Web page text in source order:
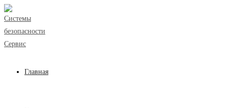
Перейти
к
содержимому
Главная